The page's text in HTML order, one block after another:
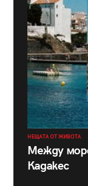
НЕЩАТА ОТ ЖИВОТА
Между
Кадакес